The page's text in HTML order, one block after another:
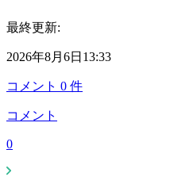
最終更新:
2026年8月6日13:33
コメント 0 件
コメント
0